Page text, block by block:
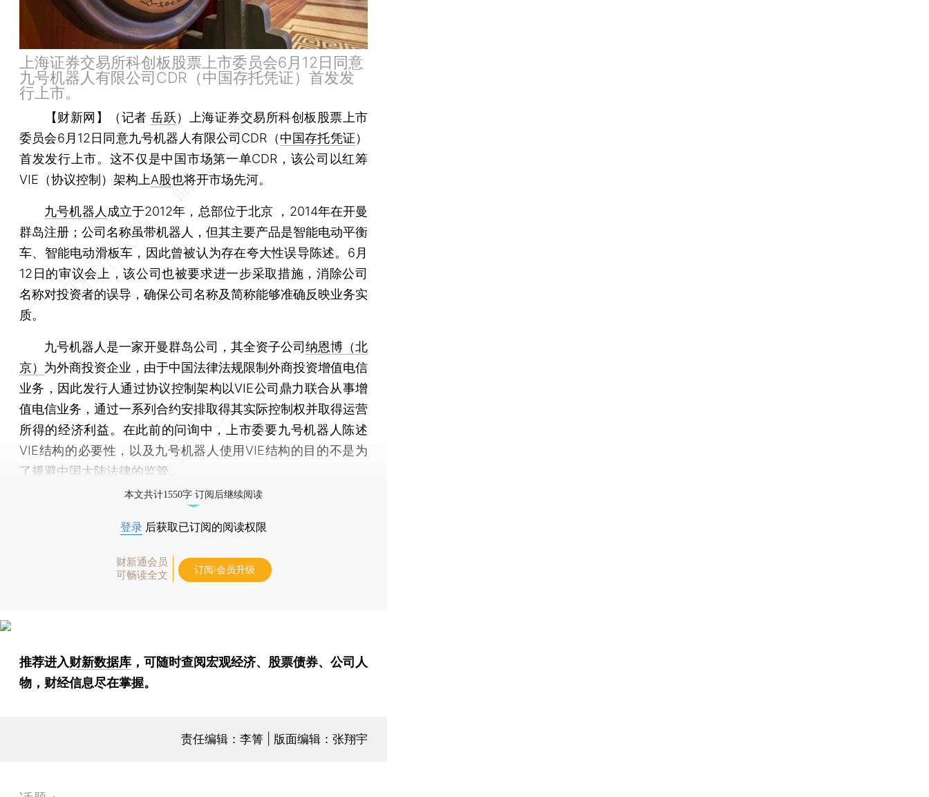
上海证券交易所科创板股票上市委员会6月12日同意
九号机器人有限公司CDR（中国存托凭证）首发发
行上市。
【财新网】（记者岳跃）
上海证券交易所科创板股票上市
委员会6月12日同意九号机器人有限公司CDR（中国存托凭证）
首发发行上市。这不仅是中国市场第一单CDR，该公司以红筹
VIE（协议控制）架构上A股也将开市场先河。
九号机器人 成立于2012年，总部位于北京 ，2014年在开曼
群岛注册；公司名称虽带机器人，但其主要产品是智能电动平衡
车、智能电动滑板车，因此曾被认为存在夸大性误导陈述。6月
12日的审议会上，该公司也被要求进一步采取措施，消除公司
名称对投资者的误导，确保公司名称及简称能够准确反映业务实
质。
九号机器人是一家开曼群岛公司，其全资子公司纳恩博（北
京） 为外商投资企业，由于中国法律法规限制外商投资增值电信
业务，因此发行人通过协议控制架构以VIE公司鼎力联合从事增
值电信业务，通过一系列合约安排取得其实际控制权并取得运营
所得的经济利益。在此前的问询中，上市委要九号机器人陈述
VIE结构的必要性，以及九号机器人使用VIE结构的目的不是为
了规避中国大陆法律的监管。
本文共计1550字 订阅后继续阅读
登录 后获取已订阅的阅读权限
财新通会员
可畅读全文
订阅/会员升级
推荐进入财新数据库 ，可随时查阅宏观经济、股票债券、公司人
物，财经信息尽在掌握。
责任编辑：李箐 | 版面编辑：张翔宇